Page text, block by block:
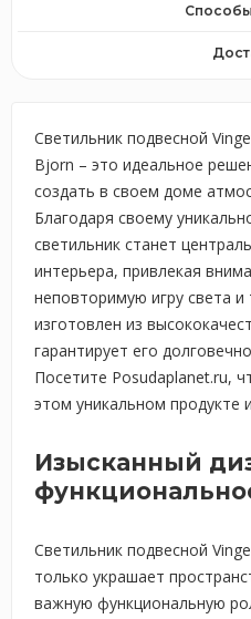
Светильник подвесной
Bjorn – это идеальное
создать в своем доме
Благодаря своему
светильник станет
интерьера, привлекая
неповторимую игру света и
изготовлен из
гарантирует его
Посетите Posudaplanet.ru,
этом уникальном продукте
Изысканный
Светильник подвесной
только украшает
важную функциональную